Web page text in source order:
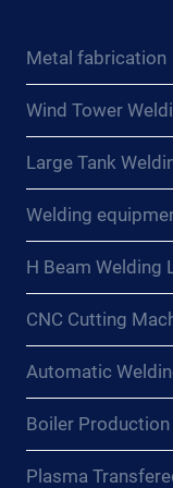
DE
IT H
DO
Metal fabrication
Wind Tower
Large Tank
Welding
H Beam Welding
CNC Cutting
Automatic
Boiler
Plasma